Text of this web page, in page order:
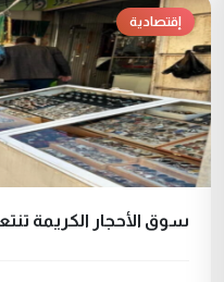
إقتصادية
سوق الأحجار الكريمة